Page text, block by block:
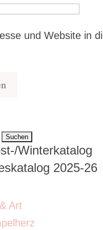
und Website in
Winterkatalog
2025-26
Art